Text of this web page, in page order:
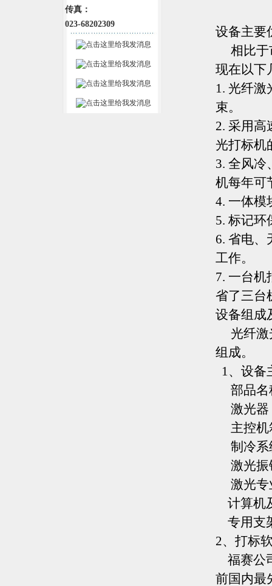
传真：
023-68202309
设备主要
相比于
现在以下
1. 光纤
束。
2. 采用高
光打标机
3. 全风冷
机每年可
4. 一体模
5. 标记环
6. 省电、
工作。
7. 一台机
省了三台
设备组成
光纤激
组成。
1、设备
部品
激光
主控
制冷
激光振
激光专
计算机
专用
2、打标
福赛公
前国内最